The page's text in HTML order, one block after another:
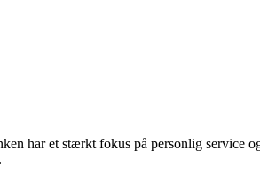
har et stærkt fokus på personlig